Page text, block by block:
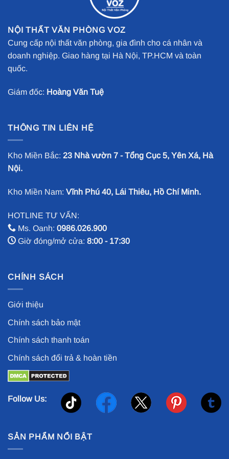
NỘI THẤT VĂN PHÒNG VOZ
Cung cấp nội thất văn phòng, gia đình cho cá nhân và
doanh nghiệp. Giao hàng tại Hà Nội, TP.HCM và toàn
quốc.
Giám đốc: Hoàng Văn Tuệ
THÔNG TIN LIÊN HỆ
Kho Miền Bắc: 23 Nhà vườn 7 - Tổng Cục 5, Yên Xá, Hà
Nội.
Kho Miền Nam: Vĩnh Phú 40, Lái Thiêu, Hồ Chí Minh.
HOTLINE TƯ VẤN:
Ms. Oanh: 0986.026.900
Giờ đóng/mở cửa: 8:00 - 17:30
CHÍNH SÁCH
Giới thiệu
Chính sách bảo mật
Chính sách thanh toán
Chính sách đổi trả & hoàn tiền
Follow Us:
SẢN PHẨM NỔI BẬT